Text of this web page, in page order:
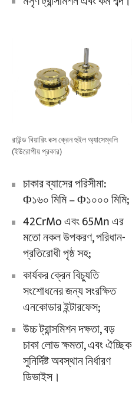
রাউন্ড বিয়ারিং বক্স ক্রেন হুইল অ্যাসেম্বলি
(ইউরোপীয় প্রকার)
চাকার ব্যাসের পরিসীমা:
Φ১৬০ মিমি – Φ১০০০ মিমি;
42CrMo এবং 65Mn এর
মতো নকল উপকরণ, পরিধান-
প্রতিরোধী পৃষ্ঠ সহ;
কার্যকর ক্রেন বিচ্যুতি
সংশোধনের জন্য সংরক্ষিত
এনকোডার ইন্টারফেস;
উচ্চ ট্রান্সমিশন দক্ষতা, বড়
চাকা লোড ক্ষমতা, এবং ঐচ্ছিক
সুনির্দিষ্ট অবস্থান নির্ধারণ
ডিভাইস।